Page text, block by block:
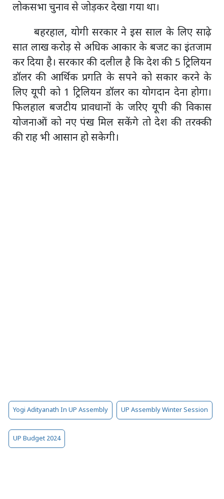
लोकसभा चुनाव से जोड़कर देखा गया था।
बहरहाल, योगी सरकार ने इस साल के लिए साढ़े
सात लाख करोड़ से अधिक आकार के बजट का इंतजाम
कर दिया है। सरकार की दलील है कि देश की 5 ट्रिलियन
डॉलर की आर्थिक प्रगति के सपने को सकार करने के
लिए यूपी को 1 ट्रिलियन डॉलर का योगदान देना होगा।
फिलहाल बजटीय प्रावधानों के जरिए यूपी की विकास
योजनाओं को नए पंख मिल सकेंगे तो देश की तरक्की
की राह भी आसान हो सकेगी।
Yogi Adityanath In UP Assembly UP Assembly Winter Session
UP Budget 2024